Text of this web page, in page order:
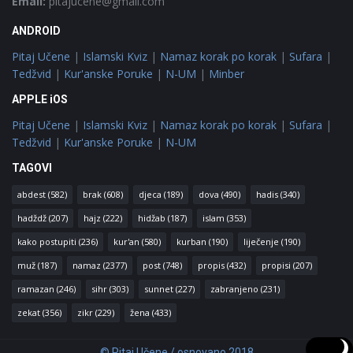
ANDROID
Pitaj Učene | Islamski Kviz | Namaz korak po korak | Sufara |
Tedžvid | Kur'anske Poruke | N-UM | Minber
APPLE iOS
Pitaj Učene | Islamski Kviz | Namaz korak po korak | Sufara |
Tedžvid | Kur'anske Poruke | N-UM
TAGOVI
abdest (582) brak (608) djeca (189) dova (490) hadis (340)
hadždž (207) hajz (222) hidžab (187) islam (353)
kako postupiti (236) kur'an (580) kurban (190) liječenje (190)
muž (187) namaz (2377) post (748) propis (432) propisi (207)
ramazan (246) sihr (303) sunnet (227) zabranjeno (231)
zekat (356) zikr (229) žena (433)